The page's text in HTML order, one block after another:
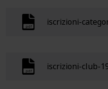
iscrizioni-
iscrizioni-club-